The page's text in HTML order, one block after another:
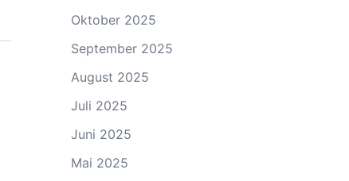
Oktober 2025
September 2025
August 2025
Juli 2025
Juni 2025
Mai 2025